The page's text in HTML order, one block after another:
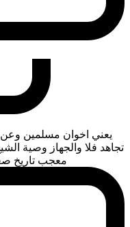
يعني اخوان مسلمين
تجاهد فلا والجهاز وصية
معجب تاريخ